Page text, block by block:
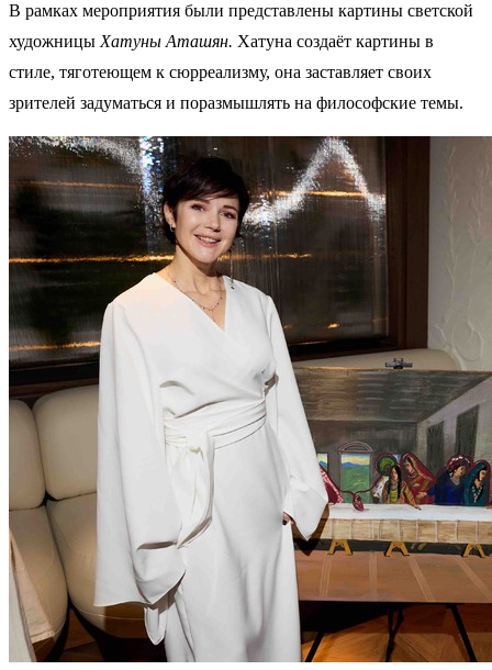
В рамках мероприятия были представлены картины светской
художницы Хатуны Аташян. Хатуна создаёт картины в
стиле, тяготеющем к сюрреализму, она заставляет своих
зрителей задуматься и поразмышлять на философские темы.